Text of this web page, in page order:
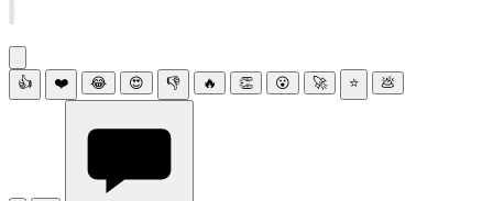
👍 ❤️ 😂 😍 👎 🔥 👏 😮 🚀 ⭐ 💩